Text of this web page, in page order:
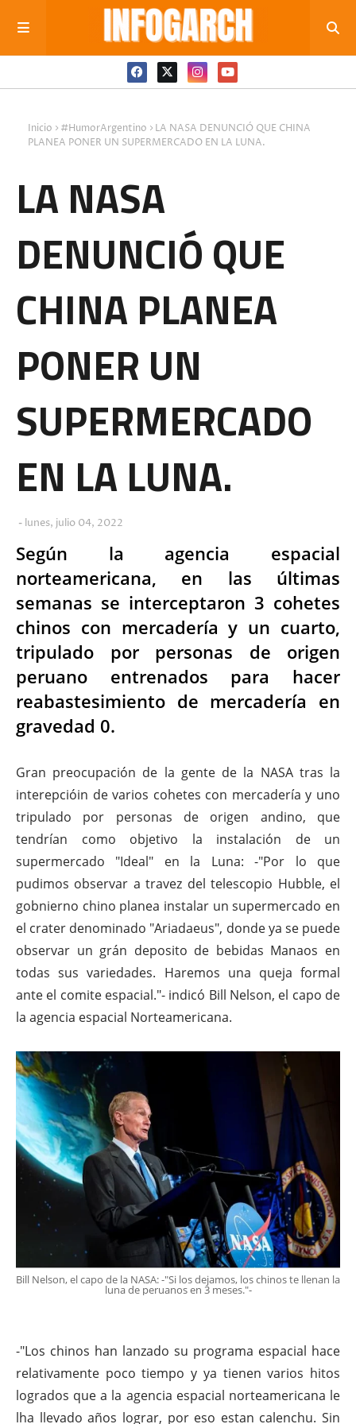
Inicio #HumorArgentino
LA NASA DENUNCIÓ QUE CHINA
PLANEA PONER UN SUPERMERCADO EN LA LUNA.
LA NASA
DENUNCIÓ QUE
CHINA PLANEA
PONER UN
SUPERMERCADO
EN LA LUNA.
lunes, julio 04, 2022
Según la agencia espacial
norteamericana, en las últimas
semanas se interceptaron 3 cohetes
chinos con mercadería y un cuarto,
tripulado por personas de origen
peruano entrenados para hacer
reabastesimiento de mercadería en
gravedad 0.
Gran preocupación de la gente de la NASA tras la
interepcióin de varios cohetes con mercadería y uno
tripulado por personas de origen andino, que
tendrían como objetivo la instalación de un
supermercado "Ideal" en la Luna: -"Por lo que
pudimos observar a travez del telescopio Hubble, el
gobnierno chino planea instalar un supermercado en
el crater denominado "Ariadaeus", donde ya se puede
observar un grán deposito de bebidas Manaos en
todas sus variedades. Haremos una queja formal
ante el comite espacial."- indicó Bill Nelson, el capo de
la agencia espacial Norteamericana.
Bill Nelson, el capo de la NASA: -"Si los dejamos, los chinos te llenan la
luna de peruanos en 3 meses."-
-"Los chinos han lanzado su programa espacial hace
relativamente poco tiempo y ya tienen varios hitos
logrados que a la agencia espacial norteamericana le
lha llevado años lograr, por eso estan calenchu. Sin